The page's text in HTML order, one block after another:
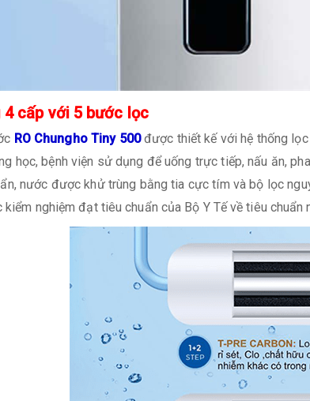
4 cấp với 5 bước lọc
RO Chungho Tiny 500được thiết kế với hệ thống
học, bệnh viện sử dụng để uống trực tiếp, nấu ăn,
nước được khử trùng bằng tia cực tím và bộ lọc
kiểm nghiệm đạt tiêu chuẩn của Bộ Y Tế về tiêu